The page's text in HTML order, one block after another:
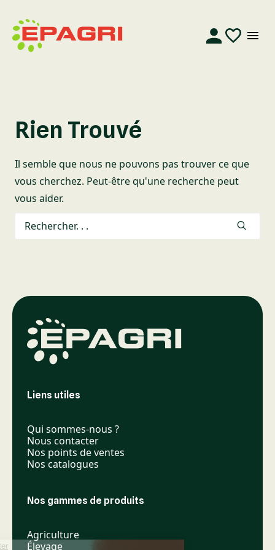
Rien Trouvé
Il semble que nous ne pouvons pas trouver ce que
vous cherchez. Peut-être qu'une recherche peut
vous aider.
Liens utiles
Qui sommes-nous ?
Nous contacter
Nos points de ventes
Nos catalogues
Nos gammes de produits
Agriculture
Élevage